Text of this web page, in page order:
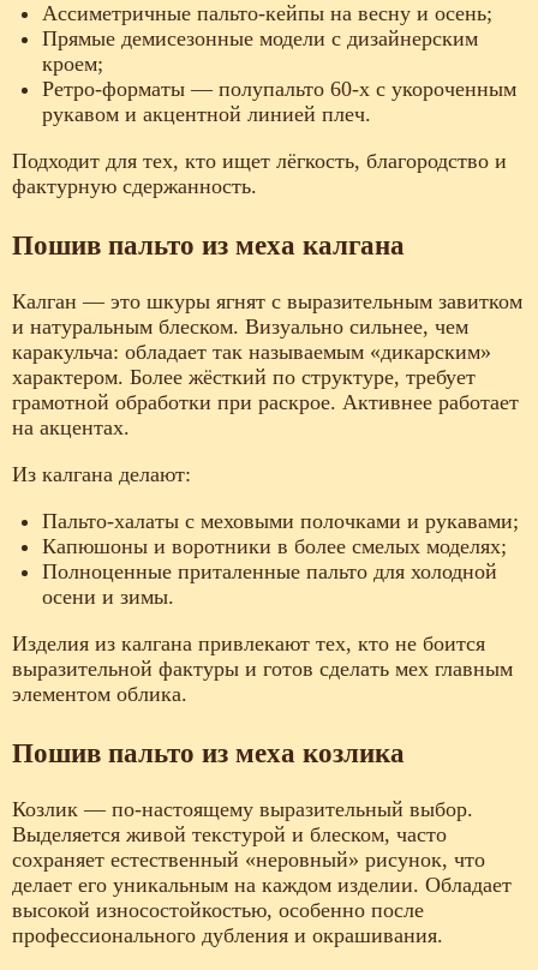
Ассиметричные пальто-кейпы на весну и осень;
Прямые демисезонные модели с дизайнерским
кроем;
Ретро-форматы — полупальто 60-х с укороченным
рукавом и акцентной линией плеч.
Подходит для тех, кто ищет лёгкость, благородство и
фактурную сдержанность.
Пошив пальто из меха калгана
Калган — это шкуры ягнят с выразительным завитком
и натуральным блеском. Визуально сильнее, чем
каракульча: обладает так называемым «дикарским»
характером. Более жёсткий по структуре, требует
грамотной обработки при раскрое. Активнее работает
на акцентах.
Из калгана делают:
Пальто-халаты с меховыми полочками и рукавами;
Капюшоны и воротники в более смелых моделях;
Полноценные приталенные пальто для холодной
осени и зимы.
Изделия из калгана привлекают тех, кто не боится
выразительной фактуры и готов сделать мех главным
элементом облика.
Пошив пальто из меха козлика
Козлик — по-настоящему выразительный выбор.
Выделяется живой текстурой и блеском, часто
сохраняет естественный «неровный» рисунок, что
делает его уникальным на каждом изделии. Обладает
высокой износостойкостью, особенно после
профессионального дубления и окрашивания.